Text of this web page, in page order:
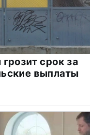
срок за
выплаты